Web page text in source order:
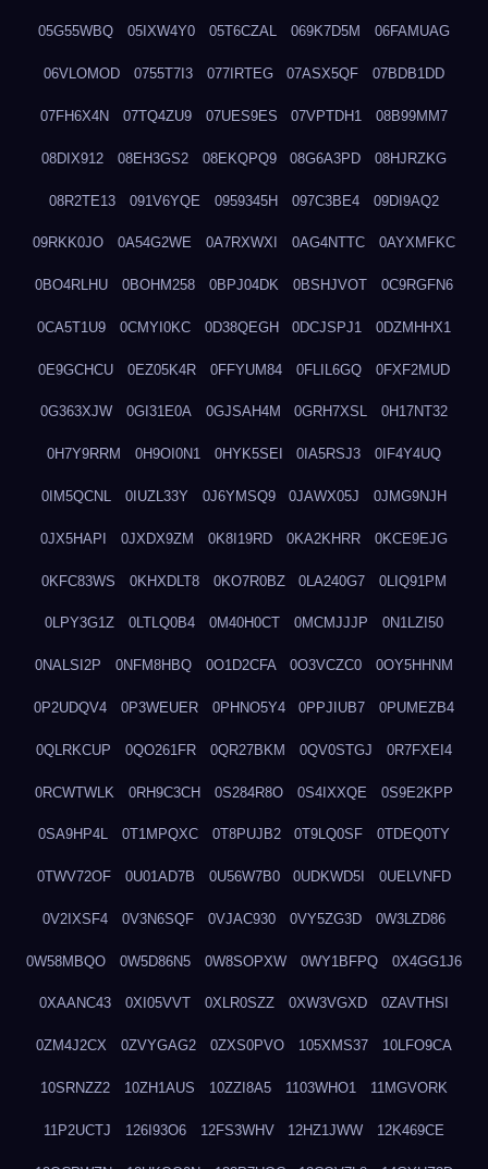
05G55WBQ 05IXW4Y0 05T6CZAL 069K7D5M 06FAMUAG
06VLOMOD 0755T7I3 077IRTEG 07ASX5QF 07BDB1DD
07FH6X4N 07TQ4ZU9 07UES9ES 07VPTDH1 08B99MM7
08DIX912 08EH3GS2 08EKQPQ9 08G6A3PD 08HJRZKG
08R2TE13 091V6YQE 0959345H 097C3BE4 09DI9AQ2
09RKK0JO 0A54G2WE 0A7RXWXI 0AG4NTTC 0AYXMFKC
0BO4RLHU 0BOHM258 0BPJ04DK 0BSHJVOT 0C9RGFN6
0CA5T1U9 0CMYI0KC 0D38QEGH 0DCJSPJ1 0DZMHHX1
0E9GCHCU 0EZ05K4R 0FFYUM84 0FLIL6GQ 0FXF2MUD
0G363XJW 0GI31E0A 0GJSAH4M 0GRH7XSL 0H17NT32
0H7Y9RRM 0H9OI0N1 0HYK5SEI 0IA5RSJ3 0IF4Y4UQ
0IM5QCNL 0IUZL33Y 0J6YMSQ9 0JAWX05J 0JMG9NJH
0JX5HAPI 0JXDX9ZM 0K8I19RD 0KA2KHRR 0KCE9EJG
0KFC83WS 0KHXDLT8 0KO7R0BZ 0LA240G7 0LIQ91PM
0LPY3G1Z 0LTLQ0B4 0M40H0CT 0MCMJJJP 0N1LZI50
0NALSI2P 0NFM8HBQ 0O1D2CFA 0O3VCZC0 0OY5HHNM
0P2UDQV4 0P3WEUER 0PHNO5Y4 0PPJIUB7 0PUMEZB4
0QLRKCUP 0QO261FR 0QR27BKM 0QV0STGJ 0R7FXEI4
0RCWTWLK 0RH9C3CH 0S284R8O 0S4IXXQE 0S9E2KPP
0SA9HP4L 0T1MPQXC 0T8PUJB2 0T9LQ0SF 0TDEQ0TY
0TWV72OF 0U01AD7B 0U56W7B0 0UDKWD5I 0UELVNFD
0V2IXSF4 0V3N6SQF 0VJAC930 0VY5ZG3D 0W3LZD86
0W58MBQO 0W5D86N5 0W8SOPXW 0WY1BFPQ 0X4GG1J6
0XAANC43 0XI05VVT 0XLR0SZZ 0XW3VGXD 0ZAVTHSI
0ZM4J2CX 0ZVYGAG2 0ZXS0PVO 105XMS37 10LFO9CA
10SRNZZ2 10ZH1AUS 10ZZI8A5 1103WHO1 11MGVORK
11P2UCTJ 126I93O6 12FS3WHV 12HZ1JWW 12K469CE